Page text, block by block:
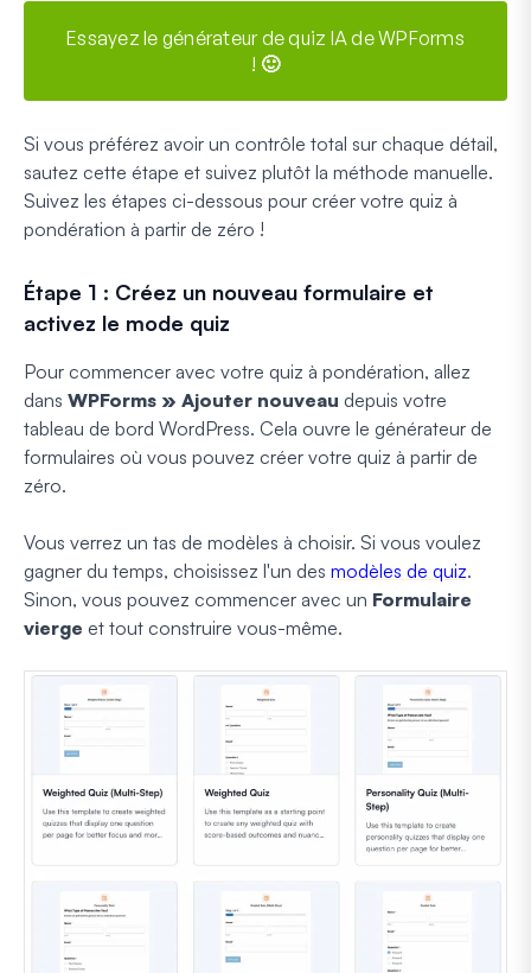
Essayez le générateur de quiz IA de WPForms
! 🙂
Si vous préférez avoir un contrôle total sur chaque détail,
sautez cette étape et suivez plutôt la méthode manuelle.
Suivez les étapes ci-dessous pour créer votre quiz à
pondération à partir de zéro !
Étape 1 : Créez un nouveau formulaire et
activez le mode quiz
Pour commencer avec votre quiz à pondération, allez
dans WPForms » Ajouter nouveau depuis votre
tableau de bord WordPress. Cela ouvre le générateur de
formulaires où vous pouvez créer votre quiz à partir de
zéro.
Vous verrez un tas de modèles à choisir. Si vous voulez
gagner du temps, choisissez l'un des modèles de quiz.
Sinon, vous pouvez commencer avec un Formulaire
vierge et tout construire vous-même.